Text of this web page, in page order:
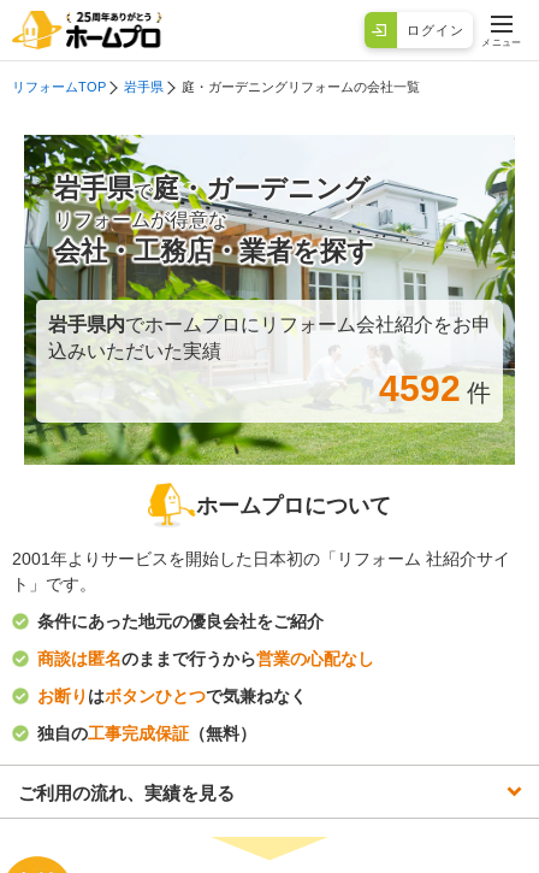
ログイン
メニュー
リフォームTOP 岩手県 庭・ガーデニングリフォームの会社一覧
岩手県で庭・ガーデニング
リフォームが得意な
会社・工務店・業者を探す
岩手県内でホームプロにリフォーム会社紹介をお申
込みいただいた実績
4592 件
ホームプロについて
2001年よりサービスを開始した日本初の「リフォーム 社紹介サイ
ト」です。
条件にあった地元の優良会社をご紹介
商談は匿名のままで行うから営業の心配なし
お断り はボタンひとつで気兼ねなく
独自の工事完成保証 （無料）
ご利用の流れ、実績を見る